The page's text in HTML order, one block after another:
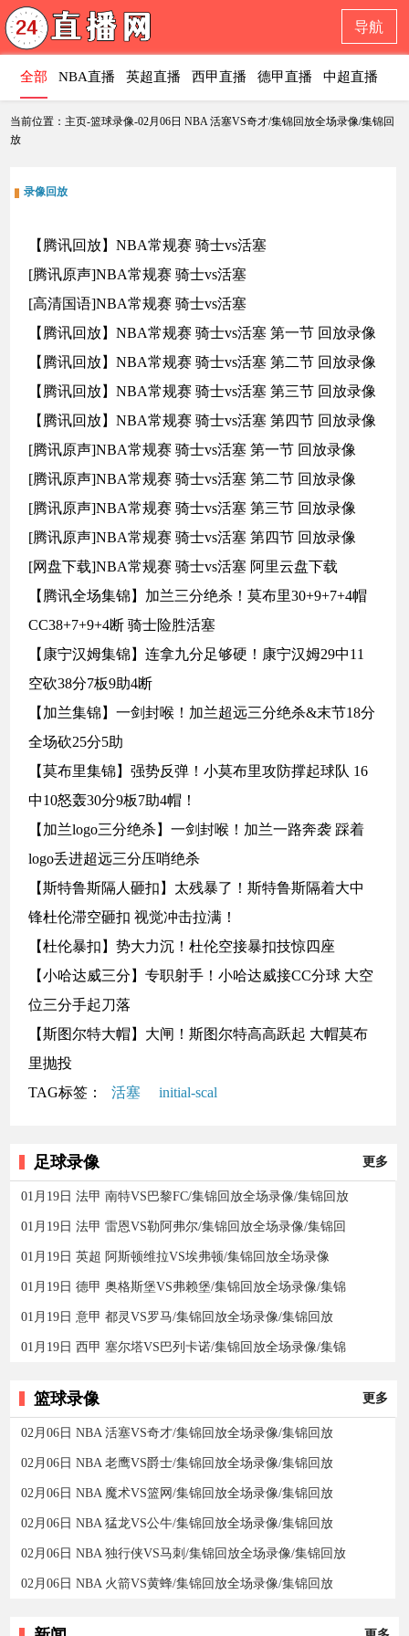
导航
全部 NBA直播 英超直播 西甲直播 德甲直播 中超直播
当前位置：主页-篮球录像-02月06日 NBA 活塞VS奇才/集锦回放全场录像/集锦回
放
录像回放
【腾讯回放】NBA常规赛 骑士vs活塞
[腾讯原声]NBA常规赛 骑士vs活塞
[高清国语]NBA常规赛 骑士vs活塞
【腾讯回放】NBA常规赛 骑士vs活塞 第一节 回放录像
【腾讯回放】NBA常规赛 骑士vs活塞 第二节 回放录像
【腾讯回放】NBA常规赛 骑士vs活塞 第三节 回放录像
【腾讯回放】NBA常规赛 骑士vs活塞 第四节 回放录像
[腾讯原声]NBA常规赛 骑士vs活塞 第一节 回放录像
[腾讯原声]NBA常规赛 骑士vs活塞 第二节 回放录像
[腾讯原声]NBA常规赛 骑士vs活塞 第三节 回放录像
[腾讯原声]NBA常规赛 骑士vs活塞 第四节 回放录像
[网盘下载]NBA常规赛 骑士vs活塞 阿里云盘下载
【腾讯全场集锦】加兰三分绝杀！莫布里30+9+7+4帽
CC38+7+9+4断 骑士险胜活塞
【康宁汉姆集锦】连拿九分足够硬！康宁汉姆29中11
空砍38分7板9助4断
【加兰集锦】一剑封喉！加兰超远三分绝杀&末节18分
全场砍25分5助
【莫布里集锦】强势反弹！小莫布里攻防撑起球队 16
中10怒轰30分9板7助4帽！
【加兰logo三分绝杀】一剑封喉！加兰一路奔袭 踩着
logo丢进超远三分压哨绝杀
【斯特鲁斯隔人砸扣】太残暴了！斯特鲁斯隔着大中
锋杜伦滞空砸扣 视觉冲击拉满！
【杜伦暴扣】势大力沉！杜伦空接暴扣技惊四座
【小哈达威三分】专职射手！小哈达威接CC分球 大空
位三分手起刀落
【斯图尔特大帽】大闸！斯图尔特高高跃起 大帽莫布
里抛投
TAG标签：
活塞 initial-scal
足球录像 更多
01月19日 法甲 南特VS巴黎FC/集锦回放全场录像/集锦回放
01月19日 法甲 雷恩VS勒阿弗尔/集锦回放全场录像/集锦回
01月19日 英超 阿斯顿维拉VS埃弗顿/集锦回放全场录像
01月19日 德甲 奥格斯堡VS弗赖堡/集锦回放全场录像/集锦
01月19日 意甲 都灵VS罗马/集锦回放全场录像/集锦回放
01月19日 西甲 塞尔塔VS巴列卡诺/集锦回放全场录像/集锦
篮球录像 更多
02月06日 NBA 活塞VS奇才/集锦回放全场录像/集锦回放
02月06日 NBA 老鹰VS爵士/集锦回放全场录像/集锦回放
02月06日 NBA 魔术VS篮网/集锦回放全场录像/集锦回放
02月06日 NBA 猛龙VS公牛/集锦回放全场录像/集锦回放
02月06日 NBA 独行侠VS马刺/集锦回放全场录像/集锦回放
02月06日 NBA 火箭VS黄蜂/集锦回放全场录像/集锦回放